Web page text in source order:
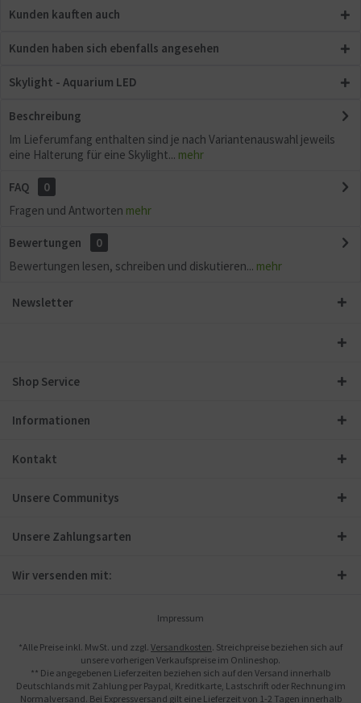
Kunden kauften auch
Kunden haben sich ebenfalls angesehen
Skylight - Aquarium LED
Beschreibung
Im Lieferumfang enthalten sind je nach Variantenauswahl jeweils
eine Halterung für eine Skylight... mehr
FAQ
0
Fragen und Antworten mehr
Bewertungen
0
Bewertungen lesen, schreiben und diskutieren... mehr
Newsletter
Shop Service
Informationen
Kontakt
Unsere Communitys
Unsere Zahlungsarten
Wir versenden mit:
Impressum
*Alle Preise inkl. MwSt. und zzgl. Versandkosten. Streichpreise beziehen sich auf
unsere vorherigen Verkaufspreise im Onlineshop.
** Die angegebenen Lieferzeiten beziehen sich auf den Versand innerhalb
Deutschlands mit Zahlung per Paypal, Kreditkarte, Lastschrift oder Rechnung im
Normalversand. Bei Expressversand gilt eine Lieferzeit von 1-2 Tagen innerhalb